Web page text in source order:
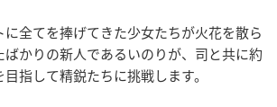
全てを捧げてきた少女たちが火花を散ら
かりの新人であるいのりが、司と共に約
指して精鋭たちに挑戦します。